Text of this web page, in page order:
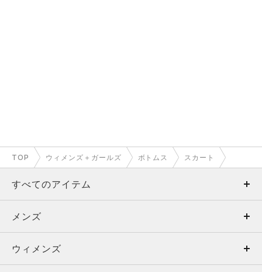
TOP ウィメンズ＋ガールズ ボトムス スカート
すべてのアイテム
メンズ
ウィメンズ
メンズ
トップス
ウィメンズ